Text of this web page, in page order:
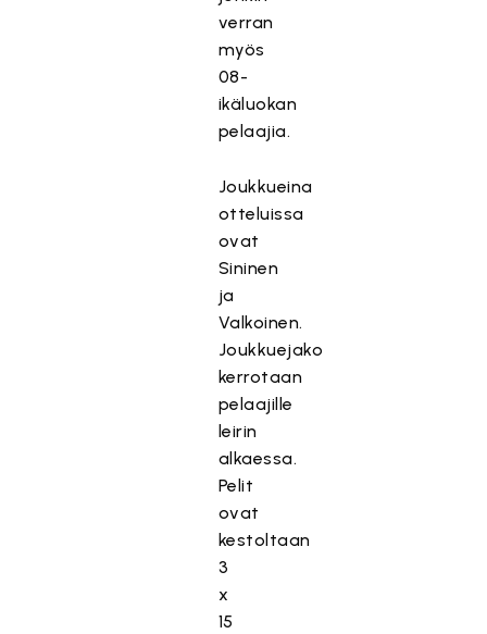
verran
myös
08-
ikäluokan
pelaajia.
Joukkueina
otteluissa
ovat
Sininen
ja
Valkoinen.
Joukkuejako
kerrotaan
pelaajille
leirin
alkaessa.
Pelit
ovat
kestoltaan
3
x
15